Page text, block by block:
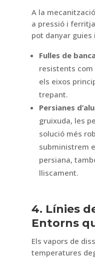
A la
a pressió i
pot danyar guies
Fulles de
resistents
els eixos
trepant.
Persianes
gruixuda, les
solució més
subministrem
persiana,
lliscament.
4. Línies
Entorns
Els vapors de
temperatures